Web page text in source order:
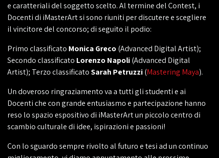
e caratteriali del soggetto scelto. Al termine del Contest, i
Docenti di iMasterArt si sono riuniti per discutere e scegliere
il vincitore del concorso; di seguito il podio:
Primo classificato Monica Greco (Advanced Digital Artist);
Secondo classificato Lorenzo Napoli(Advanced Digital
Artist); Terzo classificatoSarah Petruzzi(Mastering Maya).
Un doveroso ringraziamento va a tutti gli studenti e ai
Docenti che con grande entusiasmo e partecipazione hanno
reso lo spazio espositivo di iMasterArt un piccolo centro di
scambio culturale di idee, ispirazioni e passioni!
Con lo sguardo sempre rivolto al futuro e tesi ad un continuo